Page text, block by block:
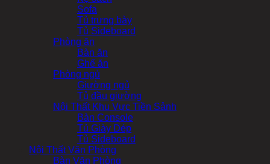
Sofa
Tủ trưng bày
Tủ Sideboard
Phòng ăn
Bàn ăn
Ghế ăn
Phòng ngủ
Giường ngủ
Tủ đầu giường
Nội Thất Khu Vực Tiền Sảnh
Bàn Console
Tủ Giày Dép
Tủ Sideboard
Nội Thất Văn Phòng
Bàn Văn Phòng